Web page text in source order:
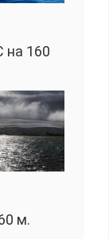
на 160
м.